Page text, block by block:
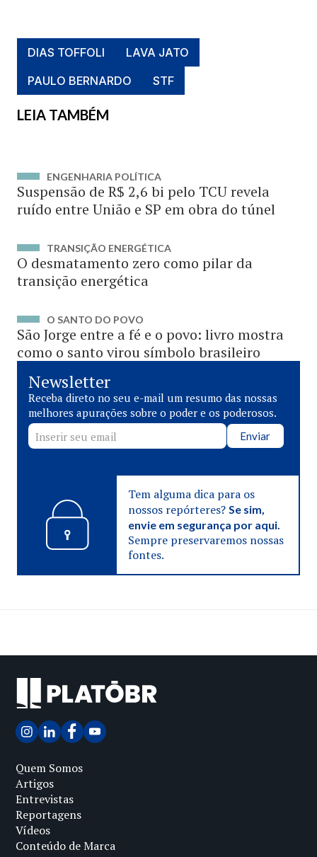
DIAS TOFFOLI
LAVA JATO
PAULO BERNARDO
STF
LEIA TAMBÉM
ENGENHARIA POLÍTICA
Suspensão de R$ 2,6 bi pelo TCU revela
ruído entre União e SP em obra do túnel
TRANSIÇÃO ENERGÉTICA
O desmatamento zero como pilar da
transição energética
O SANTO DO POVO
São Jorge entre a fé e o povo: livro mostra
como o santo virou símbolo brasileiro
Newsletter
Receba direto no seu e-mail um resumo das nossas
melhores apurações sobre o poder e os poderosos.
Enviar
Tem alguma dica para os
nossos repórteres? Se sim,
envie em segurança por aqui.
Sempre preservaremos nossas
fontes.
Quem Somos
Artigos
Entrevistas
Reportagens
Vídeos
Conteúdo de Marca